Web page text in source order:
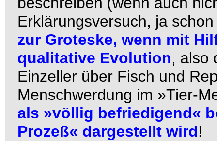
Erklärungsversuch, ja
zur Groteske, wenn mit
qualitative Evolution, also
Einzeller über Fisch und
Menschwerdung im »Tier-
als »völlig befriedigend«
Prozeß« dargestellt wird!